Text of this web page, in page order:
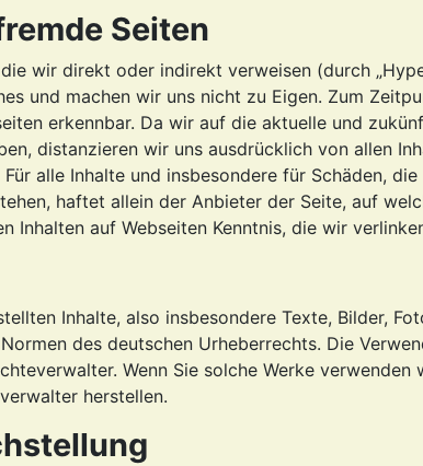
Seiten
wir direkt oder indirekt verweisen (durch
und machen wir uns nicht zu Eigen. Zum
erkennbar. Da wir auf die aktuelle und
distanzieren wir uns ausdrücklich von allen
alle Inhalte und insbesondere für Schäden,
haftet allein der Anbieter der Seite, auf
Inhalten auf Webseiten Kenntnis, die wir
Inhalte, also insbesondere Texte, Bilder,
des deutschen Urheberrechts. Die
Wenn Sie solche Werke
herstellen.